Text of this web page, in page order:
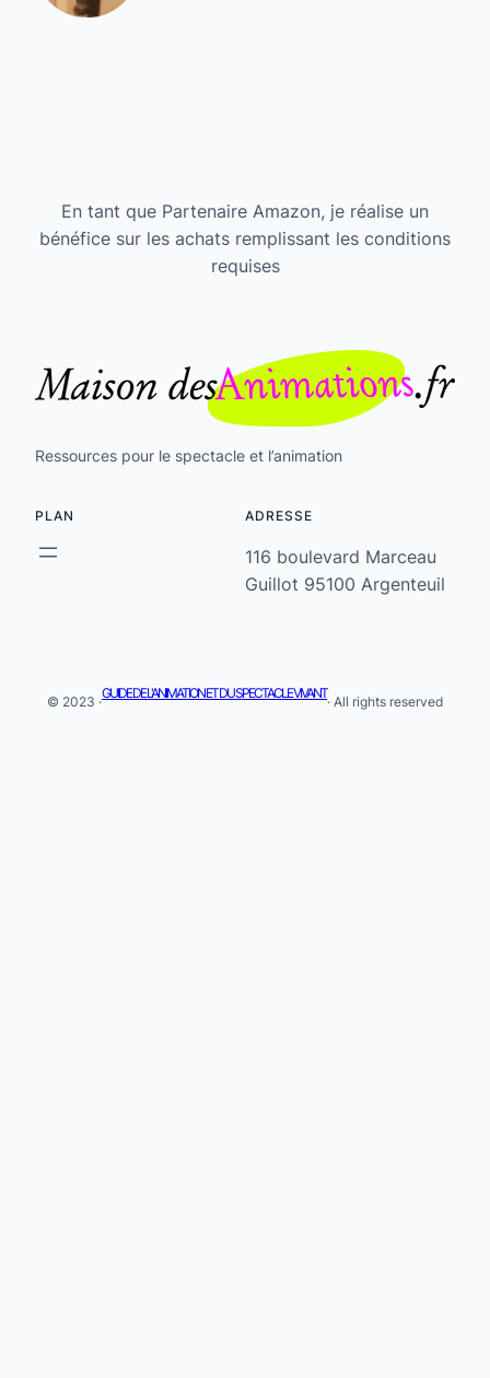
En tant que Partenaire Amazon, je réalise un
bénéfice sur les achats remplissant les conditions
requises
Ressources pour le spectacle et l’animation
PLAN ADRESSE
116 boulevard Marceau
Guillot 95100 Argenteuil
© 2023 ·
GUIDE DE L'ANIMATION ET DU SPECTACLE VIVANT
· All rights reserved